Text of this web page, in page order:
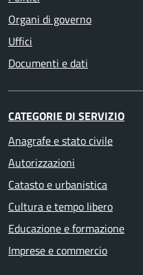
Organi di governo
Uffici
Documenti e dati
CATEGORIE DI SERVIZIO
Anagrafe e stato civile
Autorizzazioni
Catasto e urbanistica
Cultura e tempo libero
Educazione e formazione
Imprese e commercio